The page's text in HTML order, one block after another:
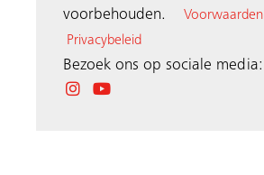
voorbehouden. Voorwaarden
Privacybeleid
Bezoek ons op sociale media: